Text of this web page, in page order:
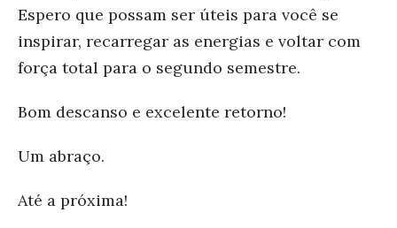
Espero que possam ser úteis para você se
inspirar, recarregar as energias e voltar com
força total para o segundo semestre.
Bom descanso e excelente retorno!
Um abraço.
Até a próxima!